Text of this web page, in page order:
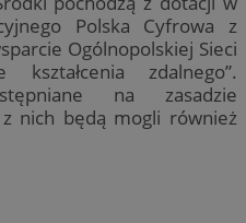
Polska Cyfrowa z
Ogólnopolskiej Sieci
zdalnego”.
na zasadzie
nich będą mogli również